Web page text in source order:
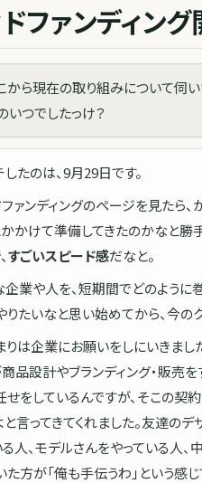
ファンディン
から現在の取り組みについて伺い
いつでしたっけ？
たのは、9月29日です。
ファンディングのページを見たら
かけて準備してきたのかなと勝
すごいスピード感だなと。
企業や人を、短期間でどのように
たいなと思い始めてから、今の
りは企業にお願いをしにいきまし
商品設計やブランディング・販売
せをしているんですが、そこの契
と言ってきてくれました。友達の
人、モデルさんをやっている人
方が「俺も手伝うわ」という感じ